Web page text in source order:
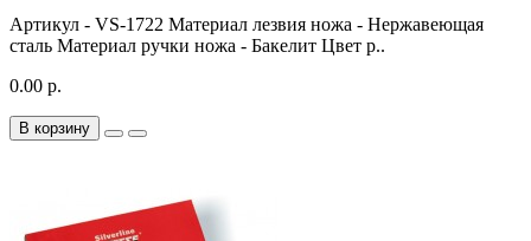
Артикул - VS-1722 Материал лезвия ножа - Нержавеющая
сталь Материал ручки ножа - Бакелит Цвет р..
0.00 р.
В корзину